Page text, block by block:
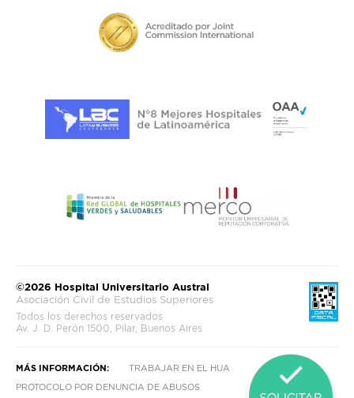
©2026 Hospital Universitario Austral
Asociación Civil de Estudios Superiores
Todos los derechos reservados
Av. J. D. Perón 1500, Pilar, Buenos Aires
MÁS INFORMACIÓN: TRABAJAR EN EL HUA
PROTOCOLO POR DENUNCIA DE ABUSOS